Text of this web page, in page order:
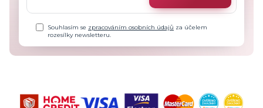
Souhlasím se zpracováním osobních údajů za účelem
rozesílky newsletteru.